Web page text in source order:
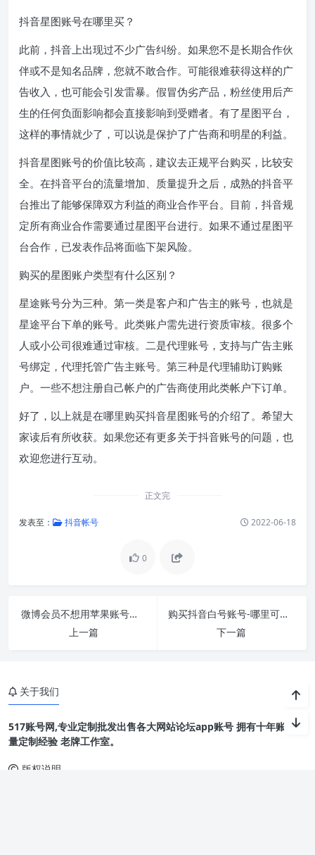
抖音星图账号在哪里买？
此前，抖音上出现过不少广告纠纷。如果您不是长期合作伙
伴或不是知名品牌，您就不敢合作。可能很难获得这样的广
告收入，也可能会引发雷暴。假冒伪劣产品，粉丝使用后产
生的任何负面影响都会直接影响到受赠者。有了星图平台，
这样的事情就少了，可以说是保护了广告商和明星的利益。
抖音星图账号的价值比较高，建议去正规平台购买，比较安
全。在抖音平台的流量增加、质量提升之后，成熟的抖音平
台推出了能够保障双方利益的商业合作平台。目前，抖音规
定所有商业合作需要通过星图平台进行。如果不通过星图平
台合作，已发表作品将面临下架风险。
购买的星图账户类型有什么区别？
星途账号分为三种。第一类是客户和广告主的账号，也就是
星途平台下单的账号。此类账户需先进行资质审核。很多个
人或小公司很难通过审核。二是代理账号，支持与广告主账
号绑定，代理托管广告主账号。第三种是代理辅助订购账
户。一些不想注册自己帐户的广告商使用此类帐户下订单。
好了，以上就是在哪里购买抖音星图账号的介绍了。希望大
家读后有所收获。如果您还有更多关于抖音账号的问题，也
欢迎您进行互动。
正文完
发表至： 抖音帐号 2022-06-18
0
微博会员不想用苹果账号购买-iPhone版新浪微博会
上一篇
购买抖音白号账号-哪里可以联系抖音快手蝙蝠号
下一篇
关于我们
517账号网,专业定制批发出售各大网站论坛app账号 拥有十年账号批
量定制经验 老牌工作室。
版权说明